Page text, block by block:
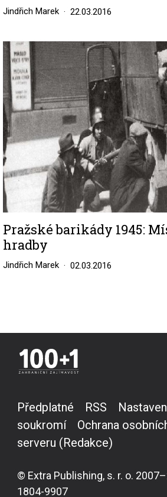
Jindřich Marek 22.03.2016
Image
Pražské barikády 1945:
hradby
Jindřich Marek 02.03.2016
Předplatné RSS
soukromí
Ochrana
serveru (Redakce)
© Extra Publishing, s. r. o.
1804-9907